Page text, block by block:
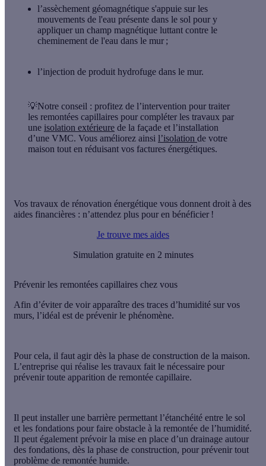
l’assèchement géomagnétique s'appuie sur les
mouvements de l'eau présente dans le sol pour y
appliquer un champ magnétique luttant contre le
cheminement de l'eau dans le mur ;
l’injection de produit hydrofuge dans le mur.
💡Notre conseil : profitez de l’intervention pour traiter
les remontées capillaires pour compléter les travaux par
une isolation extérieure de la façade et l’installation
d’une VMC. Vous améliorez ainsi l’isolation de votre
maison tout en réduisant vos factures énergétiques.
Vos travaux de rénovation énergétique vous donnent droit à des
aides financières : n’attendez plus pour en bénéficier !
Je trouve mes aides
Simulation gratuite en 2 minutes
Prévenir les remontées capillaires chez vous
Afin d’éviter de voir apparaître des traces d’humidité sur vos
murs, l’idéal est de prévenir le phénomène.
Pour cela, il faut agir dès la phase de construction de la maison.
L’entreprise qui réalise les travaux fait le nécessaire pour
prévenir toute apparition de remontée capillaire.
Il peut installer une barrière permettant l’étanchéité entre le sol
et les fondations pour faire obstacle à la remontée de l’humidité.
Il peut également prévoir la mise en place d’un drainage autour
des fondations, dès la phase de construction, pour prévenir tout
problème de remontée humide.